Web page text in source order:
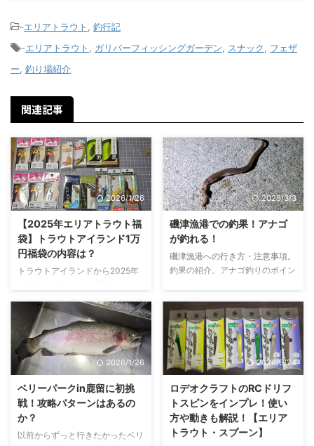
-エリアトラウト
釣行記
-エリアトラウト ガリバーフィッシングガーデン スナック
フェザ
ー 釣り場紹介
関連記事
2026/1/26
【2025年エリアトラウト福
袋】トラウトアイランド1万
円福袋の内容は？
トラウトアイランドから2025年
ー していきたいと思います!!今年
は 一体どんな内容なのか? 2025
年 トラウトアイランド 福袋の 内
容 スプーン編 スプーンについて
は 同じシリーズのものが 6枚入っ
ていました。入っていたのは サ
ウリブの シャース ピー 0.2g でし
た。 商品名 参考価格 シャース
ピー 0.2gサウリブ ¥528 ハイパ
ワーウォブンロール アクション
スプーン。 圧倒的 水押し からな
2025/3/3
磯津漁港での釣果！アナゴ
が釣れる！
磯津漁港への行き方・注意事項。
釣果の紹介。アナゴ釣りのポイン
2026/1/26
ベリーパークin鹿留に初挑
戦！攻略パターンはあるの
か？
以前からずっと行きたかったベリ
2026/5/24
ロデオクラフトのRCドリフ
トスピンをインプレ！使い
方や動きも解説！【エリア
トラウト・スプーン】